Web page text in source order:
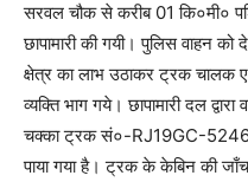
सरवल चौक से करीब 01 कि०मी०
छापामारी की गयी। पुलिस वाहन
क्षेत्र का लाभ उठाकर ट्रक चालक
व्यक्ति भाग गये। छापामारी दल
चक्का ट्रक सं०-RJ19GC-5246
पाया गया है। ट्रक के केबिन की